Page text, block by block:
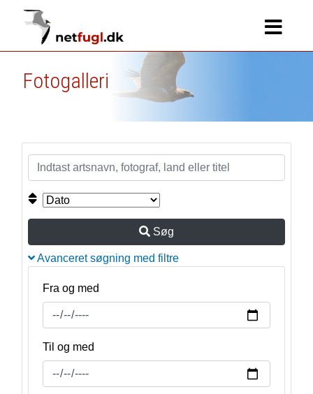
Fotogalleri
Søg
Avanceret søgning med filtre
Fra og med
Til og med